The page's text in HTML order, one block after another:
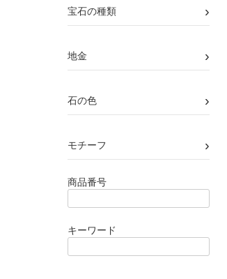
宝石の種類 ›
地金 ›
石の色 ›
モチーフ ›
商品番号
キーワード